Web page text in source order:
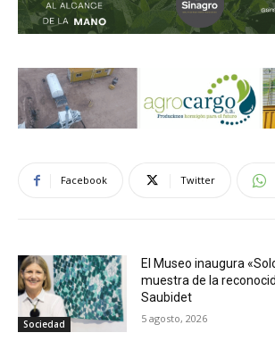
Facebook Twitter
Sociedad
El Museo inaugura
muestra de la
Saubidet
5 agosto, 2026